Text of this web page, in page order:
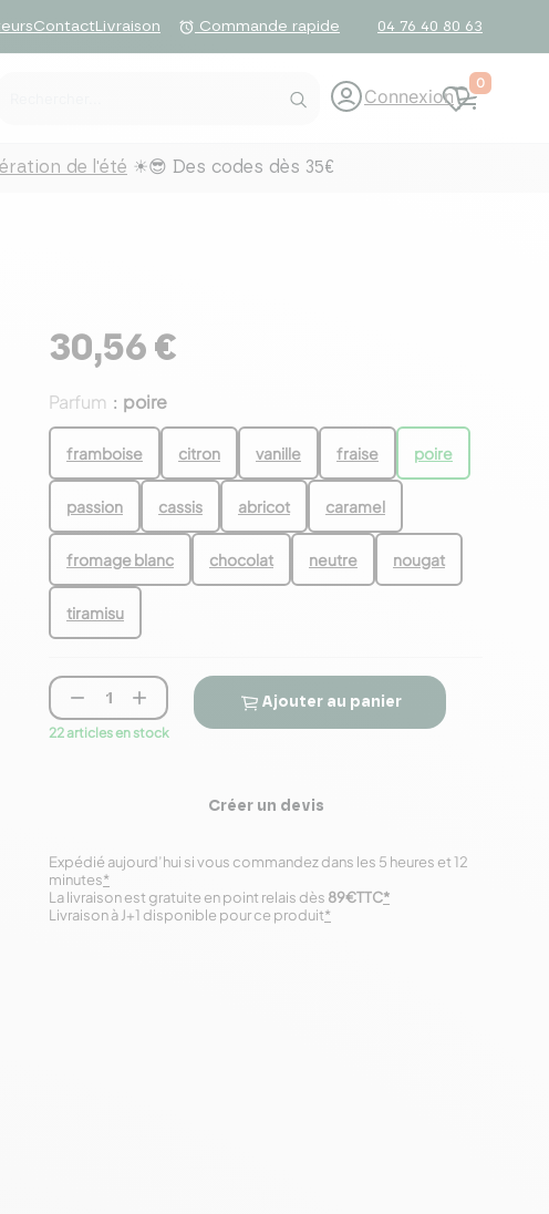
ContactLivraison alarm Commande rapide 04 76 40 80 63
Connexion
0
de l'été ☀😎 Des codes dès 35€
30,56 €
Parfum : poire
framboise citron vanille fraise poire
passion cassis abricot caramel
fromage blanc chocolat neutre nougat
tiramisu
 
22 articles en stock
Ajouter au panier
Créer un devis
Expédié aujourd’hui si vous commandez dans les 5 heures et 12
minutes*
Livraison à J+1 disponible pour ce produit*
La livraison est gratuite en point relais dès 89€TTC*